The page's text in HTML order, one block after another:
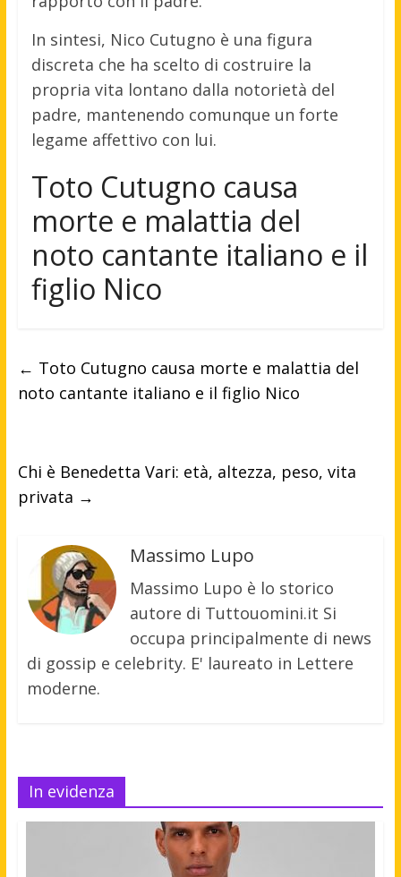
In sintesi, Nico Cutugno è una figura
discreta che ha scelto di costruire la
propria vita lontano dalla notorietà del
padre, mantenendo comunque un forte
legame affettivo con lui.
Toto Cutugno causa
morte e malattia del
noto cantante italiano e il
figlio Nico
← Toto Cutugno causa morte e malattia del
noto cantante italiano e il figlio Nico
Chi è Benedetta Vari: età, altezza, peso, vita
privata →
Massimo Lupo
Massimo Lupo è lo storico
autore di Tuttouomini.it Si
occupa principalmente di news
di gossip e celebrity. E' laureato in Lettere
moderne.
In evidenza